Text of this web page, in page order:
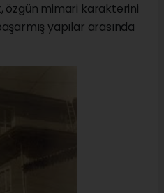
özgün mimari karakterini
yapılar arasında